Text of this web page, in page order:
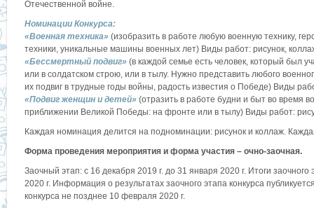
Отечественной войне.
Номинации Конкурса:
«Военная техника» (изобразить в работе любую военную технику,
техники, уникальные машины военных лет) Виды работ: рисунок,
«Бессмертный подвиг» (в каждой семье есть человек, который был
или в солдатском строю, или в тылу. Нужно представить любого
их подвиг в трудные годы войны, радость известия о Победе) Виды
«Подвиг женщин и детей» (отразить в работе будни и быт во время
приближении Великой Победы: на фронте или в тылу) Виды работ:
Каждая номинация делится на подноминации: рисунок и коллаж.
Форма проведения мероприятия и форма участия – очно-заочная.
Заочный этап: с 16 декабря 2019 г. до 31 января 2020 г. Итоги
2020 г. Информация о результатах заочного этапа конкурса
конкурса не позднее 10 февраля 2020 г.